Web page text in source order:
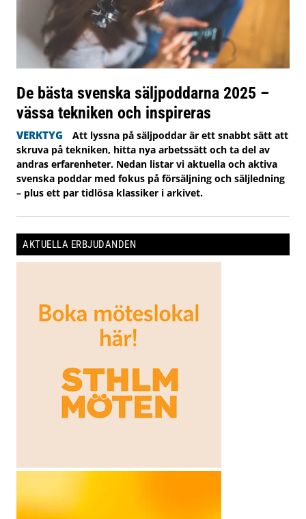
De bästa svenska säljpoddarna 2025 –
vässa tekniken och inspireras
VERKTYG
Att lyssna på säljpoddar är ett snabbt sätt att
skruva på tekniken, hitta nya arbetssätt och ta del av
andras erfarenheter. Nedan listar vi aktuella och aktiva
svenska poddar med fokus på försäljning och säljledning
– plus ett par tidlösa klassiker i arkivet.
AKTUELLA ERBJUDANDEN